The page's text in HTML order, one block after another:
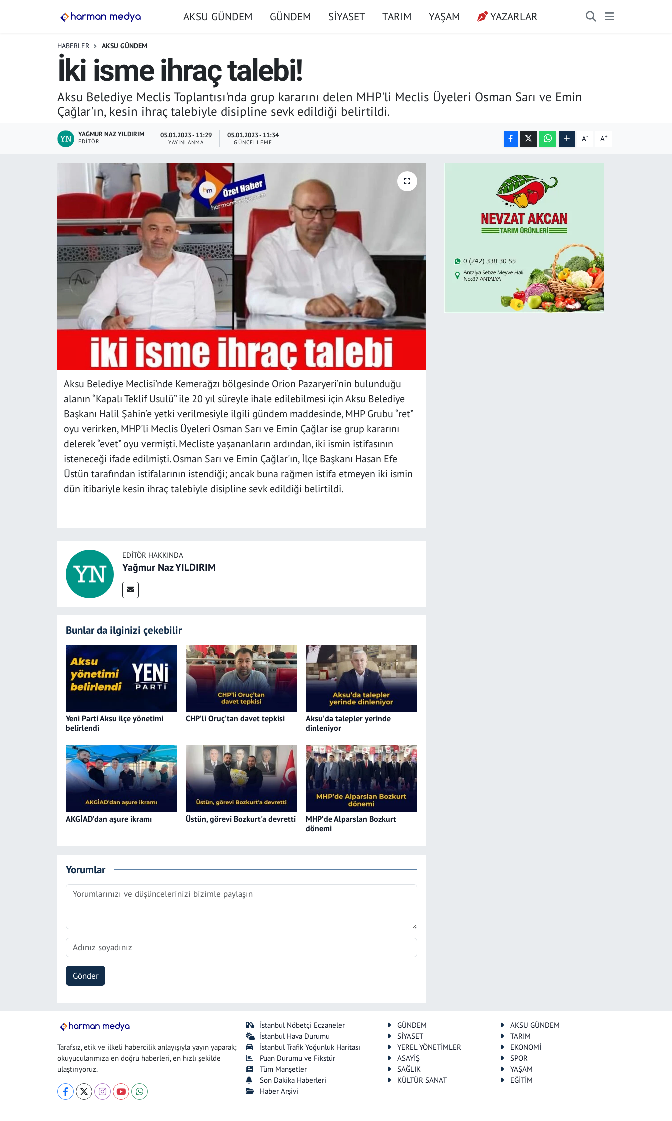
AKSU GÜNDEM GÜNDEM SİYASET TARIM YAŞAM YAZARLAR
HABERLER AKSU GÜNDEM
İki isme ihraç talebi!
Aksu Belediye Meclis Toplantısı'nda grup kararını delen MHP'li Meclis Üyeleri Osman Sarı ve Emin
Çağlar'ın, kesin ihraç talebiyle disipline sevk edildiği belirtildi.
YAĞMUR NAZ YILDIRIM
EDITÖR
05.01.2023 - 11:29
YAYINLANMA
05.01.2023 - 11:34
GÜNCELLEME A- A+
Aksu Belediye Meclisi’nde Kemerağzı bölgesinde Orion Pazaryeri’nin bulunduğu
alanın “Kapalı Teklif Usulü” ile 20 yıl süreyle ihale edilebilmesi için Aksu Belediye
Başkanı Halil Şahin’e yetki verilmesiyle ilgili gündem maddesinde, MHP Grubu “ret”
oyu verirken, MHP'li Meclis Üyeleri Osman Sarı ve Emin Çağlar ise grup kararını
delerek “evet” oyu vermişti. Mecliste yaşananların ardından, iki ismin istifasının
isteneceği ifade edilmişti. Osman Sarı ve Emin Çağlar'ın, İlçe Başkanı Hasan Efe
Üstün tarafından istifalarının istendiği; ancak buna rağmen istifa etmeyen iki ismin
dün itibariyle kesin ihraç talebiyle disipline sevk edildiği belirtildi.
EDITÖR HAKKINDA
Yağmur Naz YILDIRIM
Bunlar da ilginizi çekebilir
Yeni Parti Aksu ilçe yönetimi
belirlendi
CHP’li Oruç’tan davet tepkisi
Aksu’da talepler yerinde
dinleniyor
AKGİAD'dan aşure ikramı Üstün, görevi Bozkurt'a devretti
MHP’de Alparslan Bozkurt
dönemi
Yorumlar
Gönder
Tarafsız, etik ve ilkeli habercilik anlayışıyla yayın yaparak;
okuyucularımıza en doğru haberleri, en hızlı şekilde
ulaştırıyoruz.
İstanbul Nöbetçi Eczaneler
İstanbul Hava Durumu
İstanbul Trafik Yoğunluk Haritası
Puan Durumu ve Fikstür
Tüm Manşetler
Son Dakika Haberleri
Haber Arşivi
GÜNDEM
AKSU GÜNDEM
SİYASET
TARIM
YEREL YÖNETİMLER
EKONOMİ
ASAYİŞ
SPOR
SAĞLIK
YAŞAM
KÜLTÜR SANAT
EĞİTİM
AKSU GÜNDEM
YEREL YÖNETİMLER
KÜLTÜR SANAT
İstanbul Hava Durumu
Süper Lig Puan Durumu ve Fikstür
Tüm Manşetler
Son Dakika Haberleri
Haber Arşivi